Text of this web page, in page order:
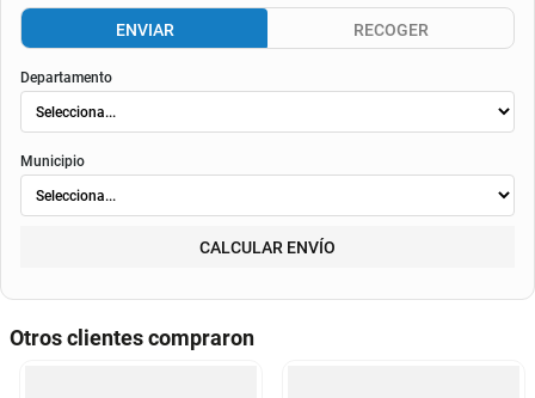
ENVIAR RECOGER
Departamento
Municipio
CALCULAR ENVÍO
Otros clientes compraron